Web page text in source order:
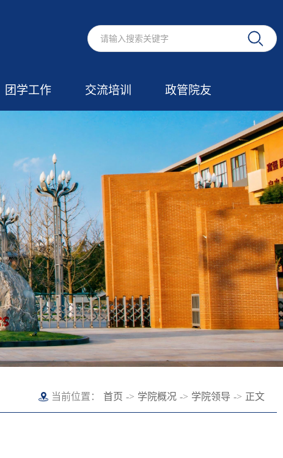
团学工作 交流培训 政管院友
当前位置： 首页 -> 学院概况 -> 学院领导 -> 正文